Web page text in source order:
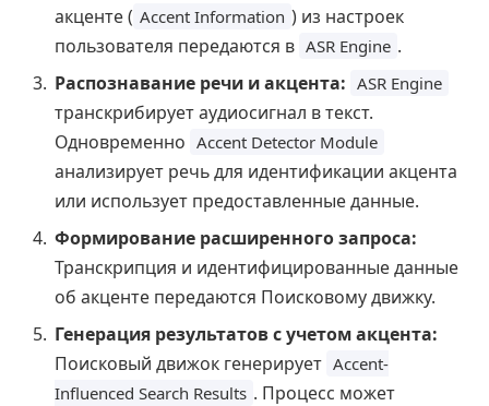
акценте ( Accent Information ) из настроек
пользователя передаются в ASR Engine .
Распознавание речи и акцента: ASR Engine
транскрибирует аудиосигнал в текст.
Одновременно Accent Detector Module
анализирует речь для идентификации акцента
или использует предоставленные данные.
Формирование расширенного запроса:
Транскрипция и идентифицированные данные
об акценте передаются Поисковому движку.
Генерация результатов с учетом акцента:
Поисковый движок генерирует Accent-
Influenced Search Results . Процесс может